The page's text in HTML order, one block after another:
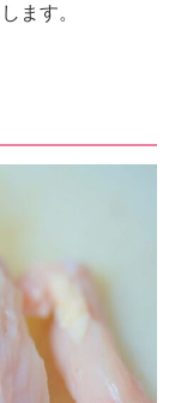
ます。